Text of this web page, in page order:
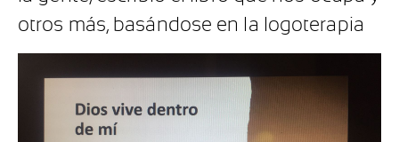
otros más, basándose en la logoterapia